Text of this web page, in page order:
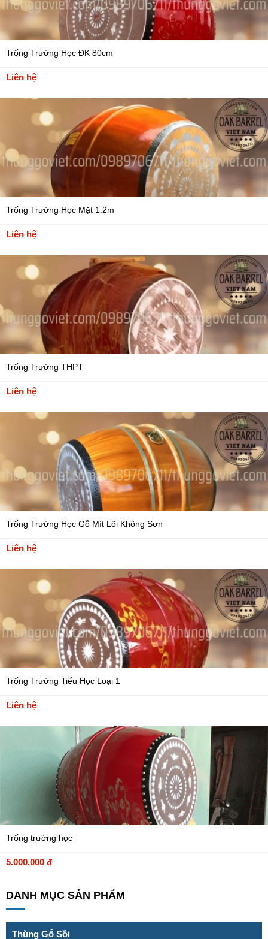
Trống Trường Học ĐK 80cm
Liên hệ
Trống Trường Học Mặt 1.2m
Liên hệ
Trống Trường THPT
Liên hệ
Trống Trường Học Gỗ Mít Lõi Không Sơn
Liên hệ
Trống Trường Tiểu Học Loại 1
Liên hệ
Trống trường học
5.000.000 đ
DANH MỤC SẢN PHẨM
Thùng Gỗ Sồi